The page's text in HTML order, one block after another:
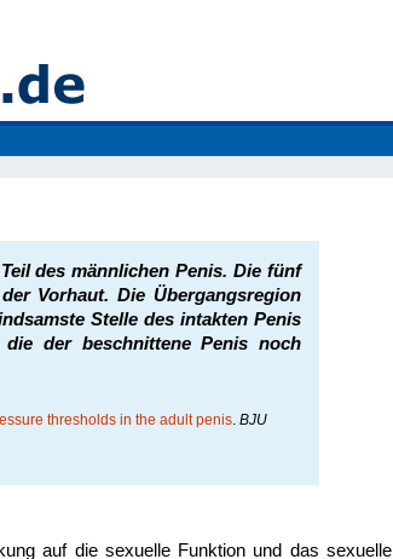
des männlichen Penis. Die fünf
Vorhaut. Die Übergangsregion
Stelle des intakten Penis
der beschnittene Penis noch
thresholds in the adult penis.BJU
auf die sexuelle Funktion und das sexuelle